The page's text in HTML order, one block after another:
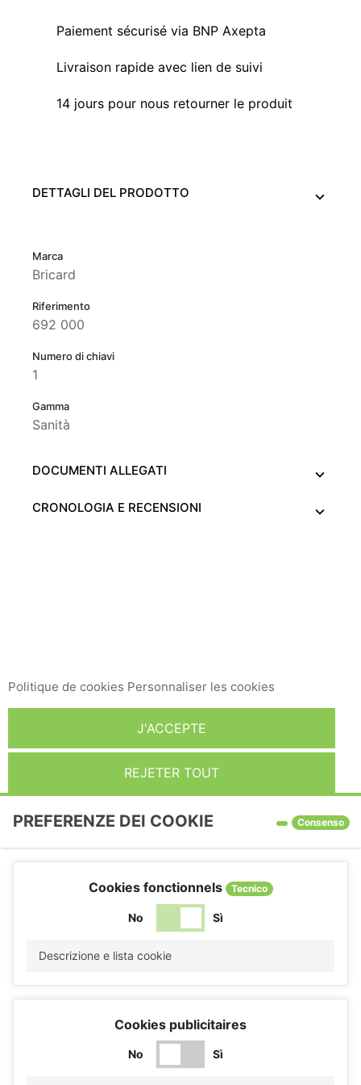
Paiement sécurisé via BNP Axepta
Livraison rapide avec lien de suivi
14 jours pour nous retourner le produit
DETTAGLI DEL PRODOTTO
Marca
Bricard
Riferimento
692 000
Numero di chiavi
1
Gamma
Sanità
DOCUMENTI ALLEGATI
CRONOLOGIA E RECENSIONI
Politique de cookies Personnaliser les cookies
REJETER TOUT
J'ACCEPTE
PREFERENZE DEI COOKIE Consenso
Cookies fonctionnels Tecnico
No Sì
Descrizione e lista cookie
Cookies publicitaires
No Sì